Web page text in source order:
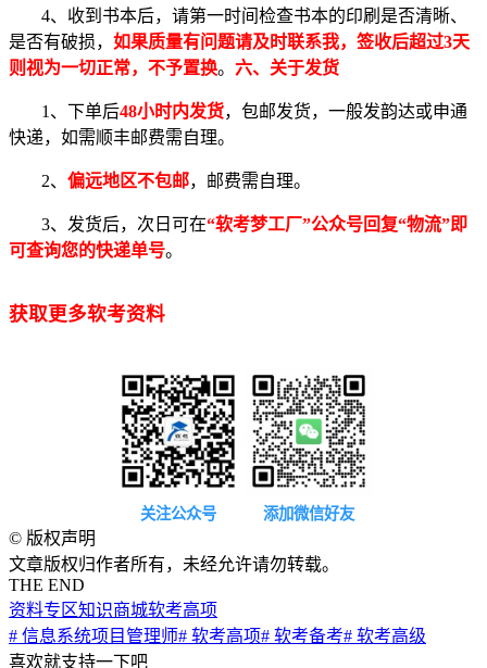
4、收到书本后，请第一时间检查书本的印刷是否清晰、
是否有破损， 如果质量有问题请及时联系我，签收后超过3天
则视为一切正常，不予置换。 六、关于发货
1、下单后48小时内发货，包邮发货，一般发韵达或申通
快递，如需顺丰邮费需自理。
2、 偏远地区不包邮，邮费需自理。
3、发货后，次日可在“软考梦工厂”公众号回复“物流”即
可查询您的快递单号。
获取更多软考资料
关注公众号 添加微信好友
© 版权声明
文章版权归作者所有，未经允许请勿转载。
THE END
资料专区知识商城软考高项
# 信息系统项目管理师# 软考高项# 软考备考# 软考高级
喜欢就支持一下吧